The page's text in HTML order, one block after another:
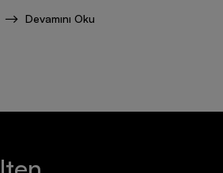
Devamını Oku